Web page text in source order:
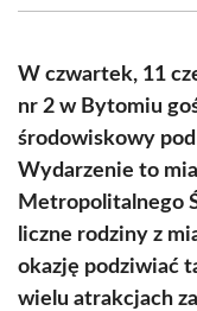
(Twitter)
W czwartek, 11
nr 2 w Bytomiu
środowiskowy pod
Wydarzenie to
Metropolitalnego
liczne rodziny z
okazję podziwiać
wielu atrakcjach